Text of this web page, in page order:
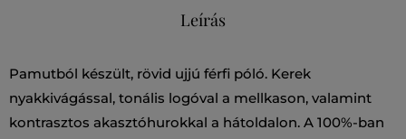
Leírás
Pamutból készült, rövid ujjú férfi póló. Kerek
nyakkivágással, tonális logóval a mellkason, valamint
kontrasztos akasztóhurokkal a hátoldalon. A 100%-ban